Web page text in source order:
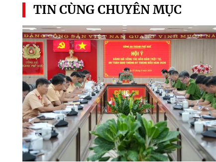
TIN CÙNG CHUYÊN MỤC